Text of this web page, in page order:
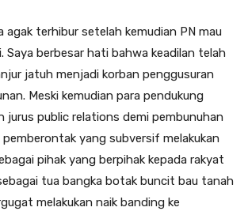
agak terhibur setelah kemudian PN mau
berbesar hati bahwa keadilan telah
jatuh menjadi korban penggusuran
Meski kemudian para pendukung
jurus public relations demi pembunuhan
yang subversif melakukan
pihak yang berpihak kepada rakyat
tua bangka botak buncit bau tanah
melakukan naik banding ke